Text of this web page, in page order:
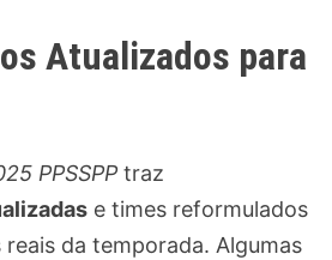
Atualizados para
PPSSPPtraz
e times reformulados
reais da temporada. Algumas